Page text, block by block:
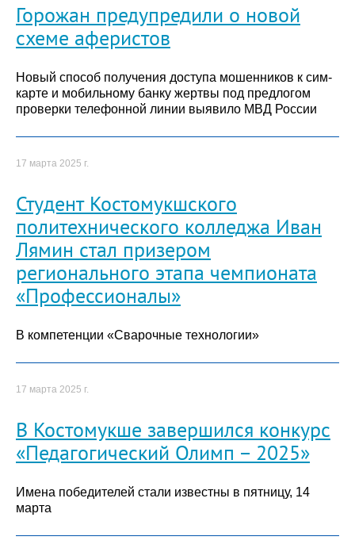
Горожан предупредили о новой
схеме аферистов
Новый способ получения доступа мошенников к сим-
карте и мобильному банку жертвы под предлогом
проверки телефонной линии выявило МВД России
17 марта 2025 г.
Студент Костомукшского
политехнического колледжа Иван
Лямин стал призером
регионального этапа чемпионата
«Профессионалы»
В компетенции «Сварочные технологии»
17 марта 2025 г.
В Костомукше завершился конкурс
«Педагогический Олимп – 2025»
Имена победителей стали известны в пятницу, 14
марта